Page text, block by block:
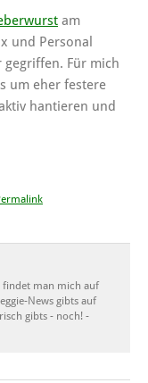
am
und Personal
Für mich
um eher festere
hantieren und
findet man mich auf
News gibts auf
gibts - noch! -